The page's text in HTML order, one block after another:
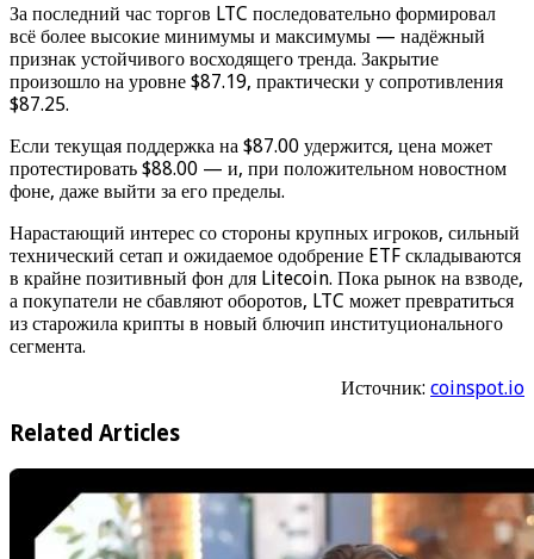
За последний час торгов LTC последовательно формировал
всё более высокие минимумы и максимумы — надёжный
признак устойчивого восходящего тренда. Закрытие
произошло на уровне $87.19, практически у сопротивления
$87.25.
Если текущая поддержка на $87.00 удержится, цена может
протестировать $88.00 — и, при положительном новостном
фоне, даже выйти за его пределы.
Нарастающий интерес со стороны крупных игроков, сильный
технический сетап и ожидаемое одобрение ETF складываются
в крайне позитивный фон для Litecoin. Пока рынок на взводе,
а покупатели не сбавляют оборотов, LTC может превратиться
из старожила крипты в новый блючип институционального
сегмента.
Источник: coinspot.io
Related Articles